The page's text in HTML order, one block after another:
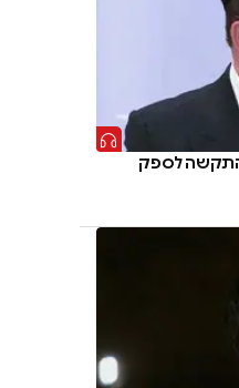
התקשה לספק